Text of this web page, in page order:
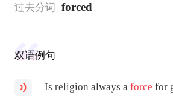
过去分词 forced
双语例句
Is religion always aforce for